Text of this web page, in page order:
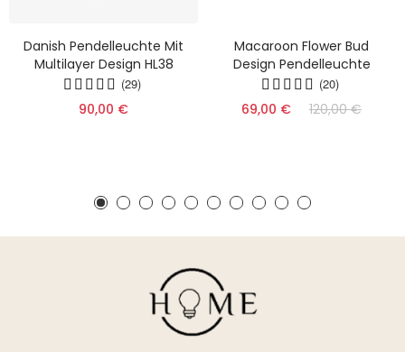
Danish Pendelleuchte Mit
Multilayer Design HL38
(29)
90,00 €
Macaroon Flower Bud
Design Pendelleuchte
(20)
69,00 € 120,00 €